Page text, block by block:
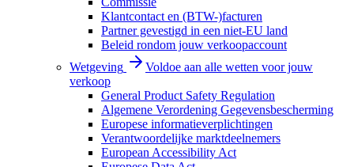
Klantcontact en (BTW-)facturen
Partner gevestigd in een niet-EU land
Beleid rondom jouw verkoopaccount
Wetgeving
Voldoe aan alle wetten voor jouw
verkoop
General Product Safety Regulation
Algemene Verordening Gegevensbescherming
Europese informatieverplichtingen
Verantwoordelijke marktdeelnemers
European Accessibility Act